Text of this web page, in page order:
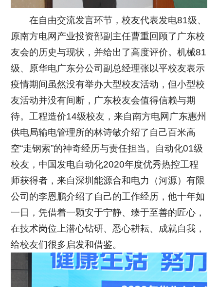
在自由交流发言环节，校友代表发电81级、
原南方电网产业投资部副主任曹重回顾了广东校
友会的历史与现状，并给出了高度评价。机械81
级、原华电广东分公司副总经理张以平校友表示
疫情期间虽然没有举办大型校友活动，但小型校
友活动并没有间断，广东校友会值得信赖与期
待。工程造价14级校友，来自南方电网广东惠州
供电局输电管理所的林诗敏介绍了自己百米高
空“走钢索”的神奇经历与责任担当。自动化01级
校友，中国发电自动化2020年度优秀热控工程
师获得者，来自深圳能源合和电力（河源）有限
公司的李恩鹏介绍了自己的工作经历，他十年如
一日，凭借着一颗安于宁静、臻于至善的匠心，
在技术岗位上潜心钻研、悉心耕耘、成就自我，
给校友们很多启发和借鉴。